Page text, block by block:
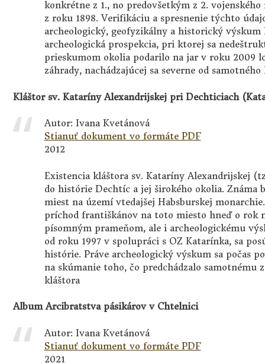
konkrétne z 1., no predovšetkým z 2.
z roku 1898. Verifikáciu a spresnenie týchto
archeologický, geofyzikálny a historický
archeologická prospekcia, pri ktorej sa
prieskumom okolia podarilo na jar v roku 2009
záhrady, nachádzajúcej sa severne od
Kláštor sv. Kataríny Alexandrijskej pri Dechticiach
Autor: Ivana Kvetánová
Stianuť dokument vo formáte PDF
2012
Existencia kláštora sv. Kataríny Alexandrijskej
do histórie Dechtíc a jej širokého okolia. Známa
miest na území vtedajšej Habsburskej
príchod františkánov na toto miesto hneď o rok
písomným prameňom, ale i archeologickému
od roku 1997 v spolupráci s OZ Katarínka, sa
histórie. Práve archeologický výskum sa počas
na skúmanie toho, čo predchádzalo samotnému
kláštora
Album Arcibratstva pásikárov v Chtelnici
Autor: Ivana Kvetánová
Stianuť dokument vo formáte PDF
2021